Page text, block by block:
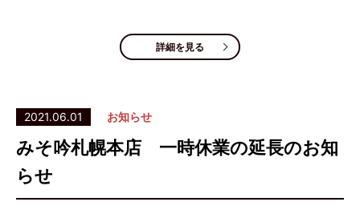
詳細を見る
2021.06.01 お知らせ
みそ吟札幌本店 一時休業の延長のお知
らせ